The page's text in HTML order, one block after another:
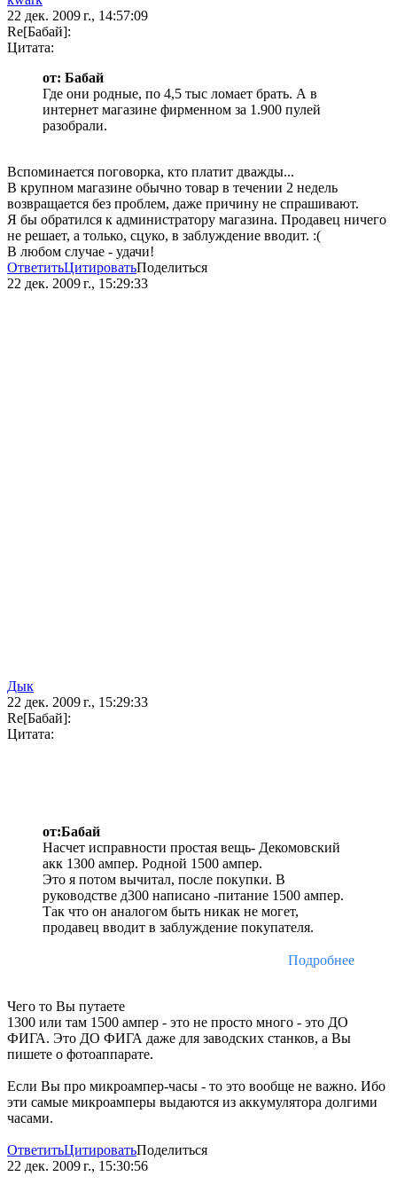
22 дек. 2009 г., 14:57:09
Re[Бaбай]:
Цитата:
от: Бaбай
Где они родные, по 4,5 тыс ломает брать. А в
интернет магазине фирменном за 1.900 пулей
разобрали.
Вспоминается поговорка, кто платит дважды...
В крупном магазине обычно товар в течении 2 недель
возвращается без проблем, даже причину не спрашивают.
Я бы обратился к администратору магазина. Продавец ничего
не решает, а только, сцуко, в заблуждение вводит. :(
В любом случае - удачи!
ОтветитьЦитироватьПоделиться
22 дек. 2009 г., 15:29:33
Дык
22 дек. 2009 г., 15:29:33
Re[Бaбай]:
Цитата:
от:Бaбай
Насчет исправности простая вещь- Декомовский
акк 1300 ампер. Родной 1500 ампер.
Это я потом вычитал, после покупки. В
руководстве д300 написано -питание 1500 ампер.
Так что он аналогом быть никак не могет,
продавец вводит в заблуждение покупателя.
Подробнее
Чего то Вы путаете
1300 или там 1500 ампер - это не просто много - это ДО
ФИГА. Это ДО ФИГА даже для заводских станков, а Вы
пишете о фотоаппарате.
Если Вы про микроампер-часы - то это вообще не важно. Ибо
эти самые микроамперы выдаются из аккумулятора долгими
часами.
ОтветитьЦитироватьПоделиться
22 дек. 2009 г., 15:30:56